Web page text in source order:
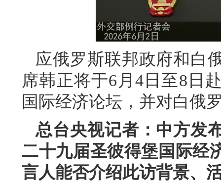
应俄罗斯联邦政府和白
席韩正将于6月4日至8日
国际经济论坛，并对白俄
总台央视记者：中方发
二十九届圣彼得堡国际经
言人能否介绍此访背景、